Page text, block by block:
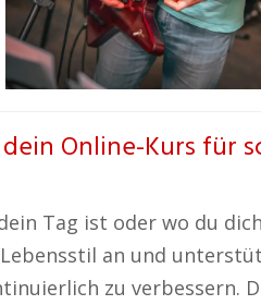
Online-Kurs für
Tag ist oder wo du
an und
zu verbessern.